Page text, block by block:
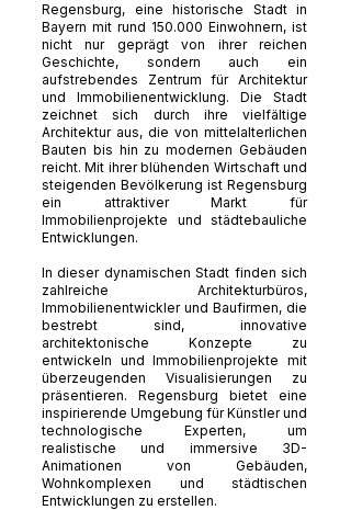
Regensburg, eine historische Stadt in
Bayern mit rund 150.000 Einwohnern, ist
nicht nur geprägt von ihrer reichen
Geschichte, sondern auch ein
aufstrebendes Zentrum für Architektur
und Immobilienentwicklung. Die Stadt
zeichnet sich durch ihre vielfältige
Architektur aus, die von mittelalterlichen
Bauten bis hin zu modernen Gebäuden
reicht. Mit ihrer blühenden Wirtschaft und
steigenden Bevölkerung ist Regensburg
ein attraktiver Markt für
Immobilienprojekte und städtebauliche
Entwicklungen.
In dieser dynamischen Stadt finden sich
zahlreiche Architekturbüros,
Immobilienentwickler und Baufirmen, die
bestrebt sind, innovative
architektonische Konzepte zu
entwickeln und Immobilienprojekte mit
überzeugenden Visualisierungen zu
präsentieren. Regensburg bietet eine
inspirierende Umgebung für Künstler und
technologische Experten, um
realistische und immersive 3D-
Animationen von Gebäuden,
Wohnkomplexen und städtischen
Entwicklungen zu erstellen.